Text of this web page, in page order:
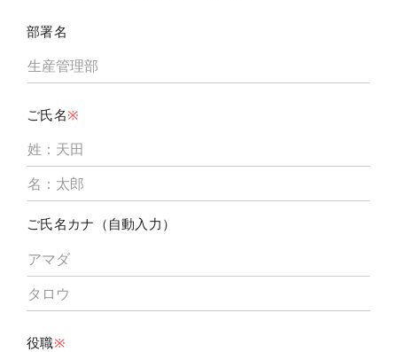
部署名
ご氏名※
ご氏名カナ（自動入力）
役職※